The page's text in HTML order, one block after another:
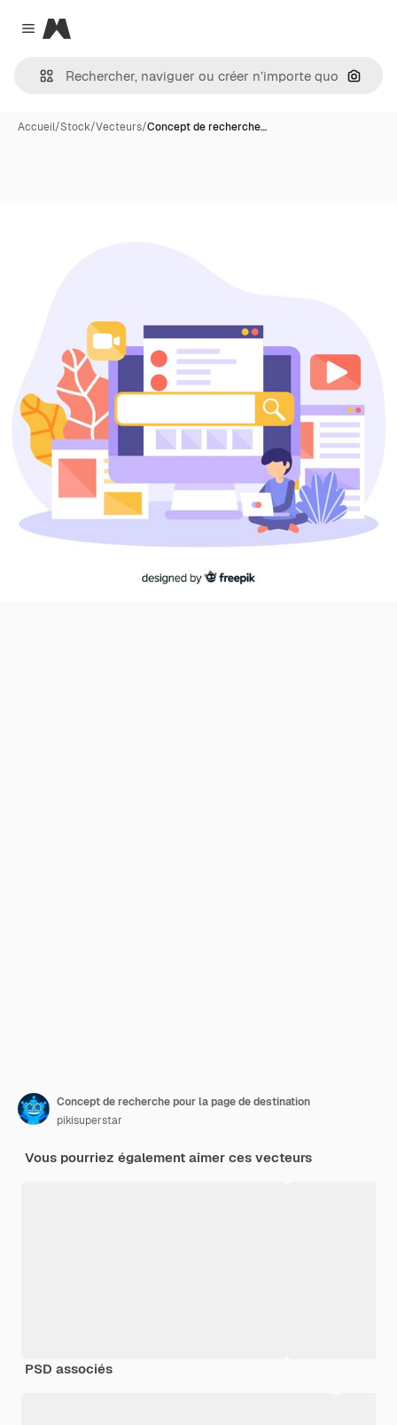
Close menu
Magnific
Accueil/Stock/Vecteurs/Concept de recherche…
Concept de recherche pour la page de destination
pikisuperstar
Vous pourriez également aimer ces vecteurs
PSD associés